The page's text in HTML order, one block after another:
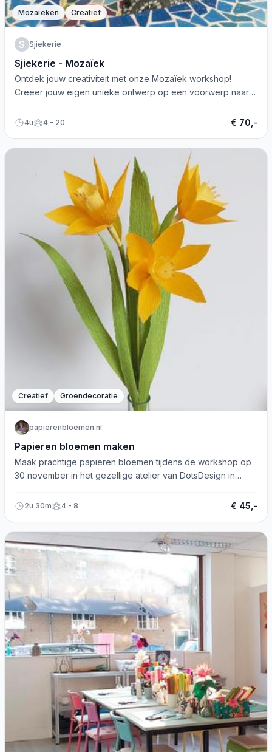
Mozaïeken Creatief
S Sjiekerie
Sjiekerie - Mozaïek
Ontdek jouw creativiteit met onze Mozaïek workshop!
Creëer jouw eigen unieke ontwerp op een voorwerp naar
4u 4 - 20 € 70,-
Creatief Groendecoratie
papierenbloemen.nl
Papieren bloemen maken
Maak prachtige papieren bloemen tijdens de workshop op
30 november in het gezellige atelier van DotsDesign in
2u 30m 4 - 8 € 45,-